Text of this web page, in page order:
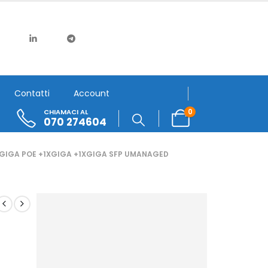
Contatti Account
CHIAMACI AL
070 274604
0
POE +1XGIGA +1XGIGA SFP UMANAGED